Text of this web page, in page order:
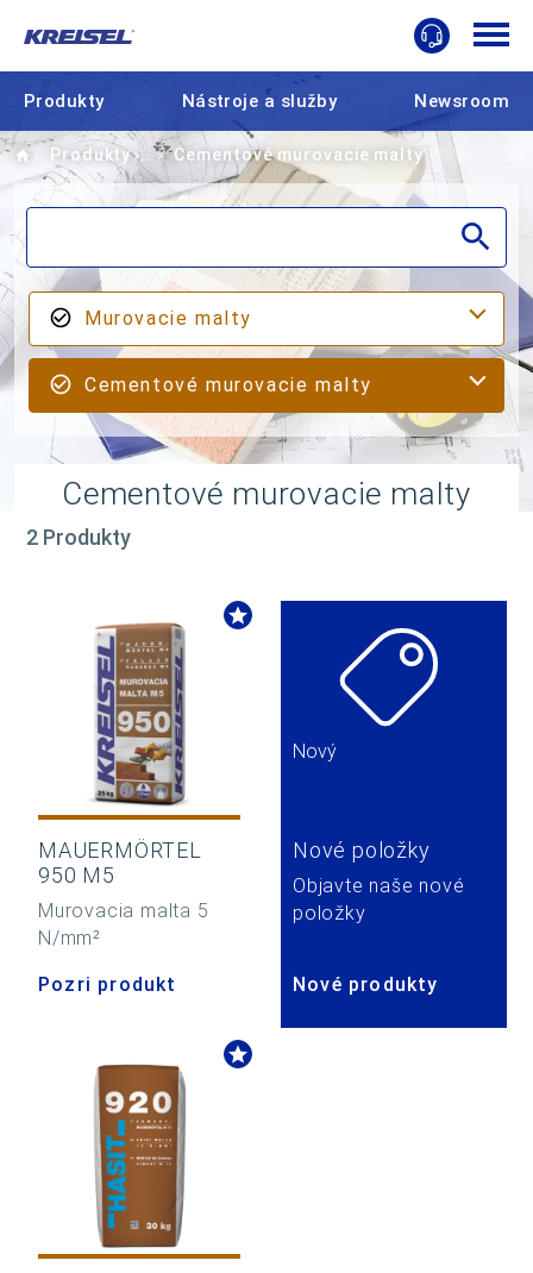
Produkty Nástroje a služby Newsroom
Home
Produkty Cementové murovacie malty
Murovacie malty
Cementové murovacie malty
Cementové murovacie malty
2 Produkty
MAUERMÖRTEL
950 M5
Murovacia malta 5
N/mm²
Pozri produkt
Nový
Nové položky
Objavte naše nové
položky
Nové produkty